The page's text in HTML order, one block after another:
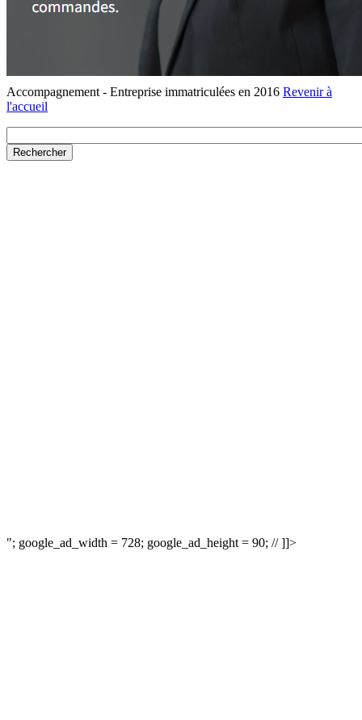
Accompagnement - Entreprise immatriculées en 2016 Revenir à
l'accueil
"; google_ad_width = 728; google_ad_height = 90; // ]]>